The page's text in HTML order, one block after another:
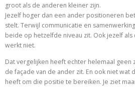
groot als de anderen kleiner zijn.
Jezelf hoger dan een ander positioneren
stelt. Terwijl communicatie en
beide op hetzelfde niveau zit. Ook jezelf
werkt niet.
Dat vergelijken heeft echter helemaal geen
de façade van de ander zit. En ook niet wat
heeft om die positie te bereiken. Je ziet